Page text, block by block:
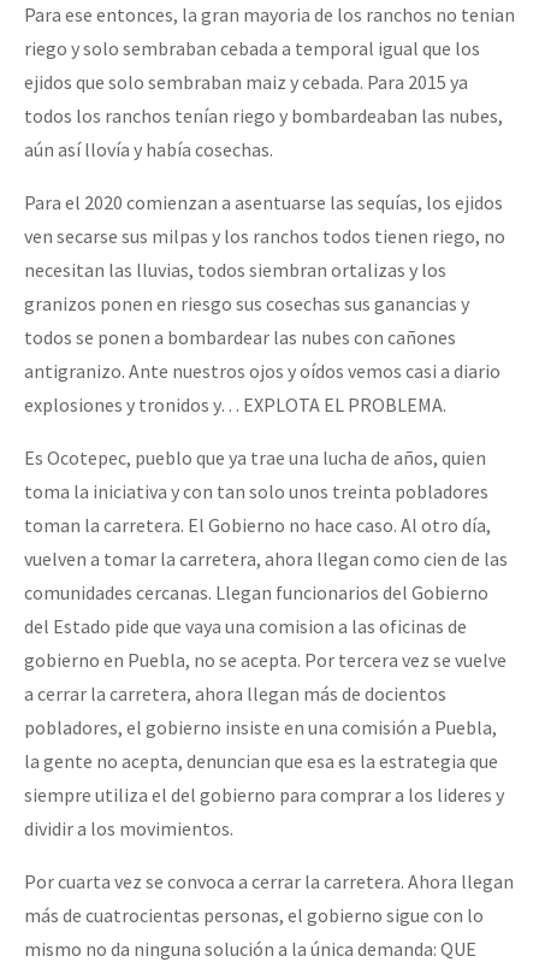
Para ese entonces, la gran mayoria de los ranchos no tenian
riego y solo sembraban cebada a temporal igual que los
ejidos que solo sembraban maiz y cebada. Para 2015 ya
todos los ranchos tenían riego y bombardeaban las nubes,
aún así llovía y había cosechas.
Para el 2020 comienzan a asentuarse las sequías, los ejidos
ven secarse sus milpas y los ranchos todos tienen riego, no
necesitan las lluvias, todos siembran ortalizas y los
granizos ponen en riesgo sus cosechas sus ganancias y
todos se ponen a bombardear las nubes con cañones
antigranizo. Ante nuestros ojos y oídos vemos casi a diario
explosiones y tronidos y… EXPLOTA EL PROBLEMA.
Es Ocotepec, pueblo que ya trae una lucha de años, quien
toma la iniciativa y con tan solo unos treinta pobladores
toman la carretera. El Gobierno no hace caso. Al otro día,
vuelven a tomar la carretera, ahora llegan como cien de las
comunidades cercanas. Llegan funcionarios del Gobierno
del Estado pide que vaya una comision a las oficinas de
gobierno en Puebla, no se acepta. Por tercera vez se vuelve
a cerrar la carretera, ahora llegan más de docientos
pobladores, el gobierno insiste en una comisión a Puebla,
la gente no acepta, denuncian que esa es la estrategia que
siempre utiliza el del gobierno para comprar a los lideres y
dividir a los movimientos.
Por cuarta vez se convoca a cerrar la carretera. Ahora llegan
más de cuatrocientas personas, el gobierno sigue con lo
mismo no da ninguna solución a la única demanda: QUE